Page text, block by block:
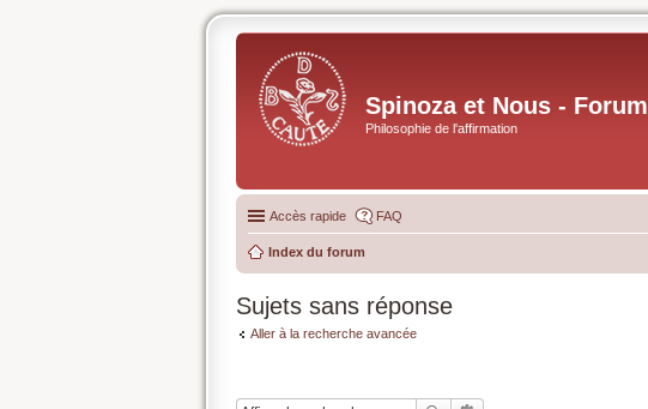
Spinoza et Nous - Forum
Philosophie de l'affirmation
Accès rapide FAQ
Index du forum
Sujets sans réponse
Aller à la recherche avancée